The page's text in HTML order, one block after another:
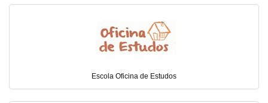
Escola Oficina de Estudos